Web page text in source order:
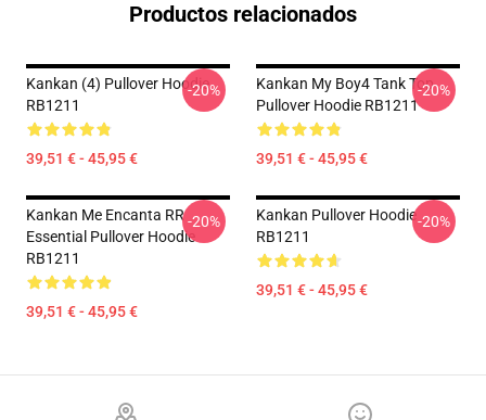
Productos relacionados
Kankan (4) Pullover Hoodie
RB1211
39,51 € - 45,95 €
-20%
Kankan My Boy4 Tank Top
Pullover Hoodie RB1211
39,51 € - 45,95 €
-20%
Kankan Me Encanta RR
Essential Pullover Hoodie
RB1211
39,51 € - 45,95 €
-20%
Kankan Pullover Hoodie
RB1211
39,51 € - 45,95 €
-20%